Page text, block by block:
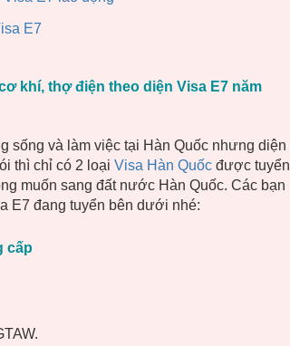
E7
khí, thợ điện theo diện Visa E7 năm
sống và làm việc tại Hàn Quốc nhưng diện
thì chỉ có 2 loại Visa Hàn Quốc được tuyển
muốn sang đất nước Hàn Quốc. Các bạn
E7 đang tuyển bên dưới nhé:
cấp